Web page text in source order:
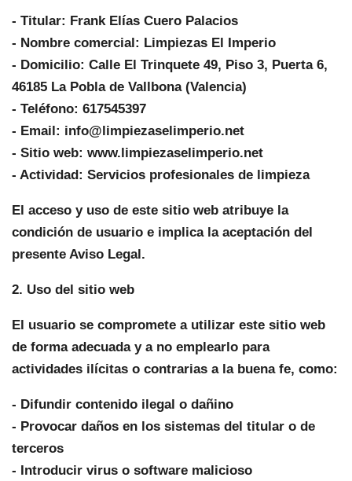
- Titular: Frank Elías Cuero Palacios
- Nombre comercial: Limpiezas El Imperio
- Domicilio: Calle El Trinquete 49, Piso 3, Puerta 6,
46185 La Pobla de Vallbona (Valencia)
- Teléfono: 617545397
- Email: info@limpiezaselimperio.net
- Sitio web: www.limpiezaselimperio.net
- Actividad: Servicios profesionales de limpieza
El acceso y uso de este sitio web atribuye la
condición de usuario e implica la aceptación del
presente Aviso Legal.
2. Uso del sitio web
El usuario se compromete a utilizar este sitio web
de forma adecuada y a no emplearlo para
actividades ilícitas o contrarias a la buena fe, como:
- Difundir contenido ilegal o dañino
- Provocar daños en los sistemas del titular o de
terceros
- Introducir virus o software malicioso